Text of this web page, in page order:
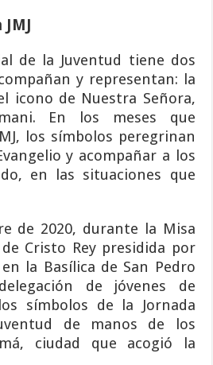
de la Juventud tiene dos
y representan: la
icono de Nuestra Señora,
En los meses que
los símbolos peregrinan
y acompañar a los
en las situaciones que
de 2020, durante la Misa
Cristo Rey presidida por
la Basílica de San Pedro
de jóvenes de
símbolos de la Jornada
de manos de los
ciudad que acogió la